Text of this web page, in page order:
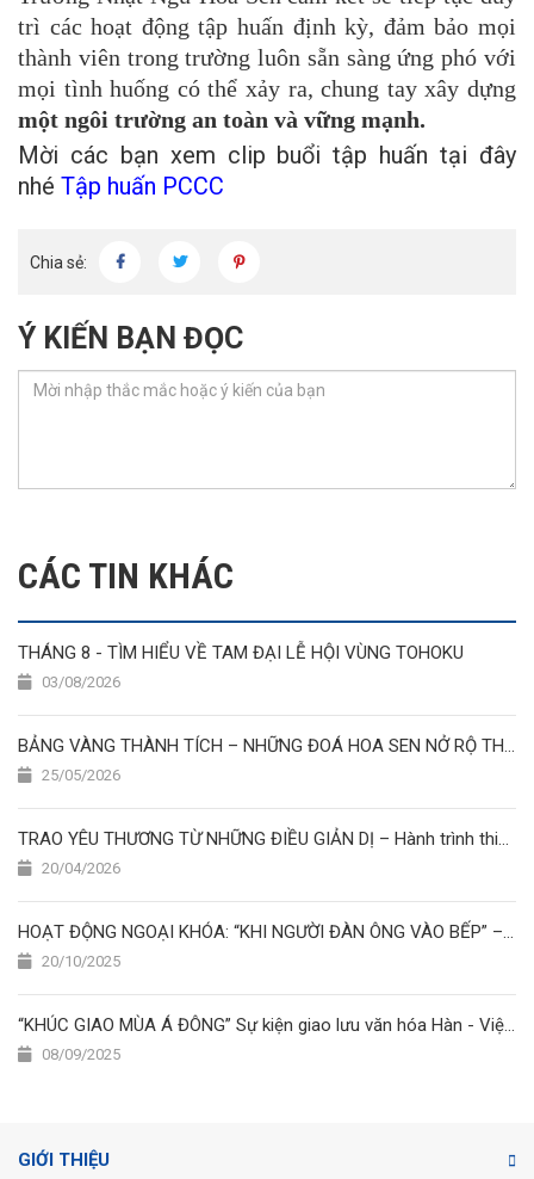
trì các hoạt động tập huấn định kỳ, đảm bảo mọi
thành viên trong trường luôn sẵn sàng ứng phó với
mọi tình huống có thể xảy ra, chung tay xây dựng
một ngôi trường an toàn và vững mạnh.
Mời các bạn xem clip buổi tập huấn tại đây
nhé Tập huấn PCCC
Chia sẻ:
Ý KIẾN BẠN ĐỌC
CÁC TIN KHÁC
THÁNG 8 - TÌM HIỂU VỀ TAM ĐẠI LỄ HỘI VÙNG TOHOKU
03/08/2026
BẢNG VÀNG THÀNH TÍCH – NHỮNG ĐOÁ HOA SEN NỞ RỘ THÁNG 5/2026
25/05/2026
TRAO YÊU THƯƠNG TỪ NHỮNG ĐIỀU GIẢN DỊ – Hành trình thiện nguyện của học viên Nhật Ngữ Hoa Sen
20/04/2026
HOẠT ĐỘNG NGOẠI KHÓA: “KHI NGƯỜI ĐÀN ÔNG VÀO BẾP” – CUỘC THI NẤU ĂN ĐẦY SẮC MÀU TẠI TRƯỜNG NHẬT NGỮ HOA SEN
20/10/2025
“KHÚC GIAO MÙA Á ĐÔNG” Sự kiện giao lưu văn hóa Hàn - Việt - Nhật
08/09/2025
GIỚI THIỆU